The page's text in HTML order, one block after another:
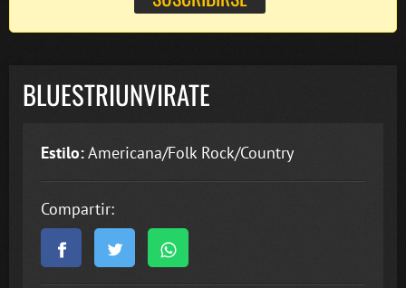
BLUESTRIUNVIRATE
Estilo:Americana/Folk Rock/Country
Compartir: